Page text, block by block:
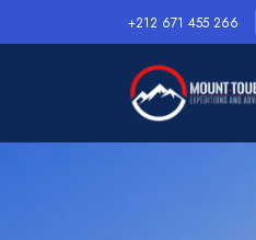
+212 671 455 266